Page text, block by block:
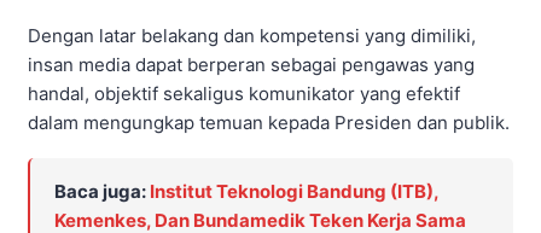
Dengan latar belakang dan kompetensi yang dimiliki,
insan media dapat berperan sebagai pengawas yang
handal, objektif sekaligus komunikator yang efektif
dalam mengungkap temuan kepada Presiden dan publik.
Baca juga: Institut Teknologi Bandung (ITB),
Kemenkes, Dan Bundamedik Teken Kerja Sama